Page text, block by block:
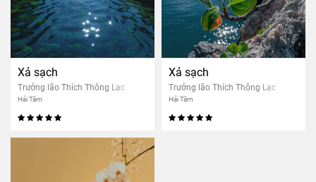
Xả sạch
Trưởng lão Thích Thông Lạc
Hải Tâm
Xả sạch
Trưởng lão Thích Thông Lạc
Hải Tâm